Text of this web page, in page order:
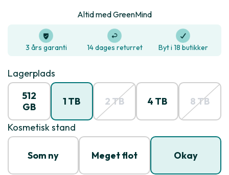
Altid med GreenMind
3 års garanti 14 dages returret Byt i 18 butikker
Lagerplads
512
GB
1 TB 2 TB 4 TB 8 TB
Kosmetisk stand
Som ny Meget flot Okay